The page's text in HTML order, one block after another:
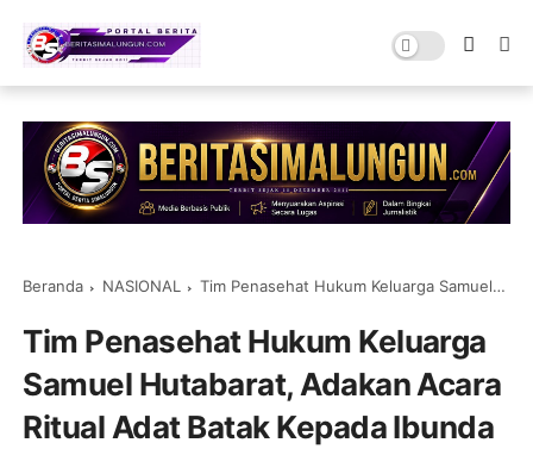
Beranda NASIONAL Tim Penasehat Hukum Keluarga Samuel Hutabarat, Adakan Acara Ritual Adat Batak Kepada Ibunda Yosua Rosti Simanjuntak
Tim Penasehat Hukum Keluarga
Samuel Hutabarat, Adakan Acara
Ritual Adat Batak Kepada Ibunda